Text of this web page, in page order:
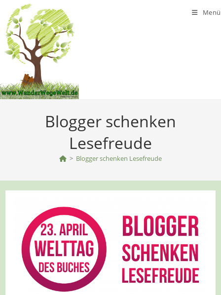
Inhalt
springen
Menü
Blogger schenken
Lesefreude
> Blogger schenken Lesefreude